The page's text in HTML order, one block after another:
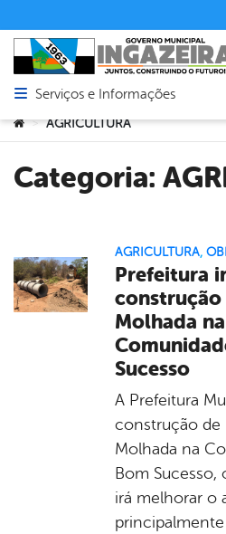
Abrir menu principal de
Serviços e Informações
Você está aqui:
> AGRICULTURA
Categoria:
AGRICULTURA,
Prefeitura
construção
Molhada
Sucesso
A Prefeitura
construção de
Molhada na
Bom Sucesso,
irá melhorar o